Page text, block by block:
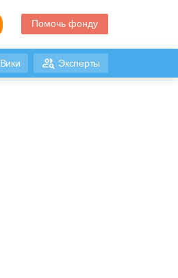
Помочь фонду
Вики Эксперты